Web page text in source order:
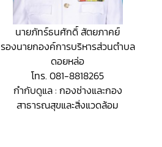
นายภัทร์ธนศักดิ์ สัตยภาคย์
รองนายกองค์การบริหารส่วนตำบล
ดอยหล่อ
โทร. 081-8818265
กำกับดูแล : กองช่างและกอง
สาธารณสุขและสิ่งแวดล้อม